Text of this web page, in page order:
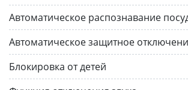
Автоматическое распознавание
Автоматическое защитное
Блокировка от детей